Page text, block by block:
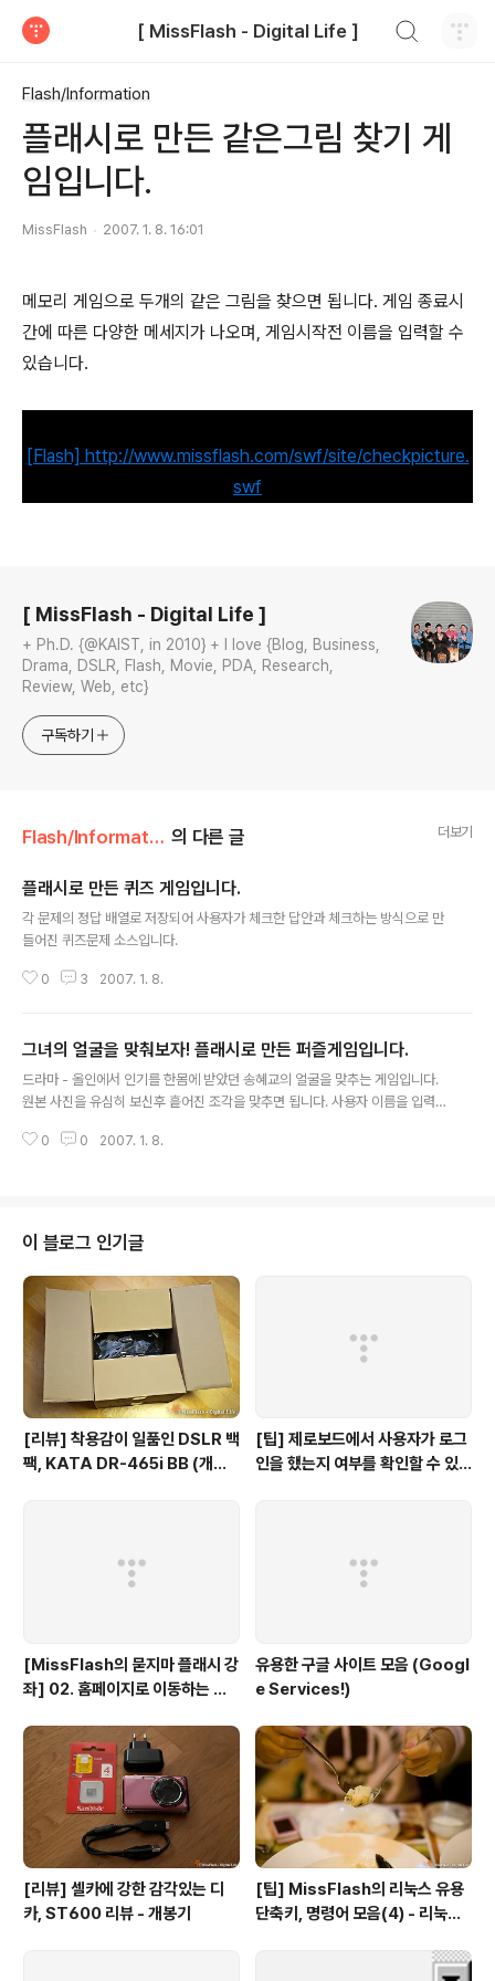
[ MissFlash - Digital Life ]
Flash/Information
플래시로 만든 같은그림 찾기 게
임입니다.
MissFlash 2007. 1. 8. 16:01
메모리 게임으로 두개의 같은 그림을 찾으면 됩니다. 게임 종료시
간에 따른 다양한 메세지가 나오며, 게임시작전 이름을 입력할 수
있습니다.
[Flash] http://www.missflash.com/swf/site/checkpicture.
swf
[ MissFlash - Digital Life ]
+ Ph.D. {@KAIST, in 2010} + I love {Blog, Business,
Drama, DSLR, Flash, Movie, PDA, Research,
Review, Web, etc}
구독하기
Flash/Information 의 다른 글 더보기
플래시로 만든 퀴즈 게임입니다.
각 문제의 정답 배열로 저장되어 사용자가 체크한 답안과 체크하는 방식으로 만
들어진 퀴즈문제 소스입니다.
0 3 2007. 1. 8.
그녀의 얼굴을 맞춰보자! 플래시로 만든 퍼즐게임입니다.
드라마 - 올인에서 인기를 한몸에 받았던 송혜교의 얼굴을 맞추는 게임입니다.
원본 사진을 유심히 보신후 흩어진 조각을 맞추면 됩니다. 사용자 이름을 입력
로 나눠져 있습니다.
0 0 2007. 1. 8.
이 블로그 인기글
[리뷰] 착용감이 일품인 DSLR 백
팩, KATA DR-465i BB (개봉
[팁] 제로보드에서 사용자가 로그
인을 했는지 여부를 확인할 수 있
[MissFlash의 묻지마 플래시 강
좌] 02. 홈페이지로 이동하는 버
유용한 구글 사이트 모음 (Googl
e Services!)
[리뷰] 셀카에 강한 감각있는 디
카, ST600 리뷰 - 개봉기
[팁] MissFlash의 리눅스 유용
단축키, 명령어 모음(4) - 리눅스